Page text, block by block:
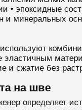
• эпоксидные
и минеральных
эластичным
и сжатие без
на шве
определяет